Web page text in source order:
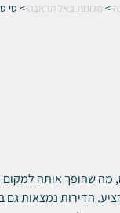
> מלונות באל הדאבה > סי
מה שהופך אותה
הדירות נמצאות גם